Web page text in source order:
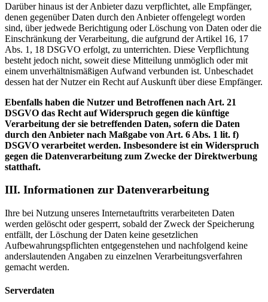
Darüber hinaus ist der Anbieter dazu verpflichtet, alle Empfänger,
denen gegenüber Daten durch den Anbieter offengelegt worden
sind, über jedwede Berichtigung oder Löschung von Daten oder die
Einschränkung der Verarbeitung, die aufgrund der Artikel 16, 17
Abs. 1, 18 DSGVO erfolgt, zu unterrichten. Diese Verpflichtung
besteht jedoch nicht, soweit diese Mitteilung unmöglich oder mit
einem unverhältnismäßigen Aufwand verbunden ist. Unbeschadet
dessen hat der Nutzer ein Recht auf Auskunft über diese Empfänger.
Ebenfalls haben die Nutzer und Betroffenen nach Art. 21
DSGVO das Recht auf Widerspruch gegen die künftige
Verarbeitung der sie betreffenden Daten, sofern die Daten
durch den Anbieter nach Maßgabe von Art. 6 Abs. 1 lit. f)
DSGVO verarbeitet werden. Insbesondere ist ein Widerspruch
gegen die Datenverarbeitung zum Zwecke der Direktwerbung
statthaft.
III. Informationen zur Datenverarbeitung
Ihre bei Nutzung unseres Internetauftritts verarbeiteten Daten
werden gelöscht oder gesperrt, sobald der Zweck der Speicherung
entfällt, der Löschung der Daten keine gesetzlichen
Aufbewahrungspflichten entgegenstehen und nachfolgend keine
anderslautenden Angaben zu einzelnen Verarbeitungsverfahren
gemacht werden.
Serverdaten